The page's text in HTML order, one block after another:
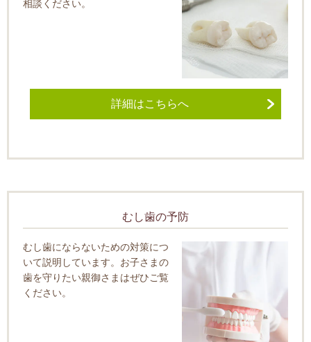
相談ください。
詳細はこちらへ
むし歯の予防
むし歯にならないための対策につ
いて説明しています。お子さまの
歯を守りたい親御さまはぜひご覧
ください。